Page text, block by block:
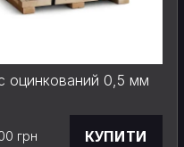
оцинкований 0,5 мм
грн КУПИТИ